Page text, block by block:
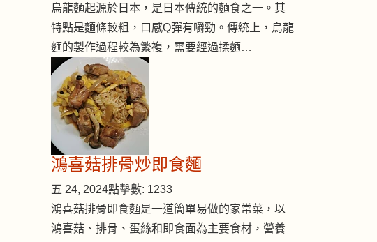
烏龍麵起源於日本，是日本傳統的麵食之一。其
特點是麵條較粗，口感Q彈有嚼勁。傳統上，烏龍
麵的製作過程較為繁複，需要經過揉麵…
鴻喜菇排骨炒即食麵
五 24, 2024點擊數: 1233
鴻喜菇排骨即食麵是一道簡單易做的家常菜，以
鴻喜菇、排骨、蛋絲和即食面為主要食材，營養